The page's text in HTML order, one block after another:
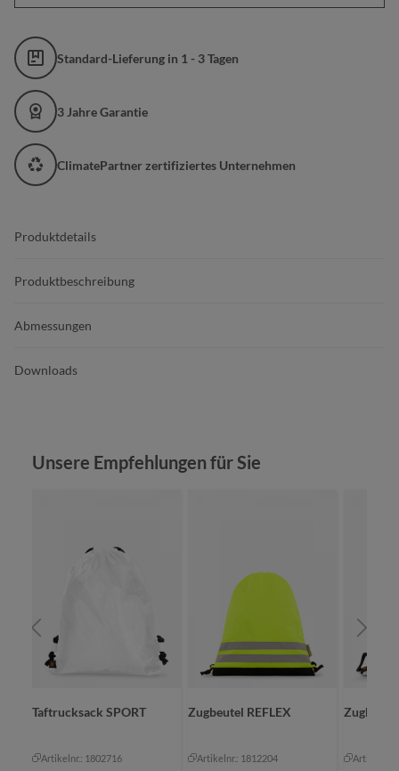
Standard-Lieferung in 1 - 3 Tagen
3 Jahre Garantie
ClimatePartner zertifiziertes Unternehmen
Produktdetails
Produktbeschreibung
Abmessungen
Downloads
Produktgalerie überspringen
Unsere Empfehlungen für Sie
Taftrucksack SPORT
Artikelnr.: 1802716
Zugbeutel REFLEX
Artikelnr.: 1812204 Artikelnr.: